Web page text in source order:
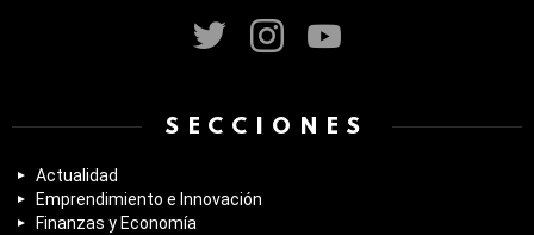
SECCIONES
Actualidad
Emprendimiento e Innovación
Finanzas y Economía